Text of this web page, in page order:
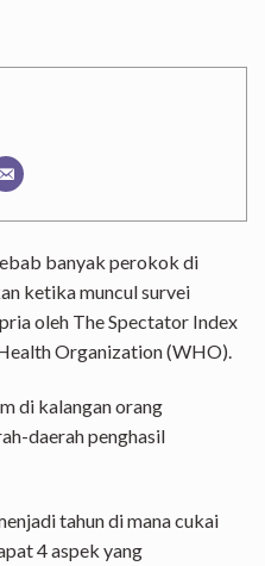
banyak perokok di
ketika muncul survei
oleh The Spectator Index
Organization (WHO).
di kalangan orang
daerah penghasil
tahun di mana cukai
4 aspek yang